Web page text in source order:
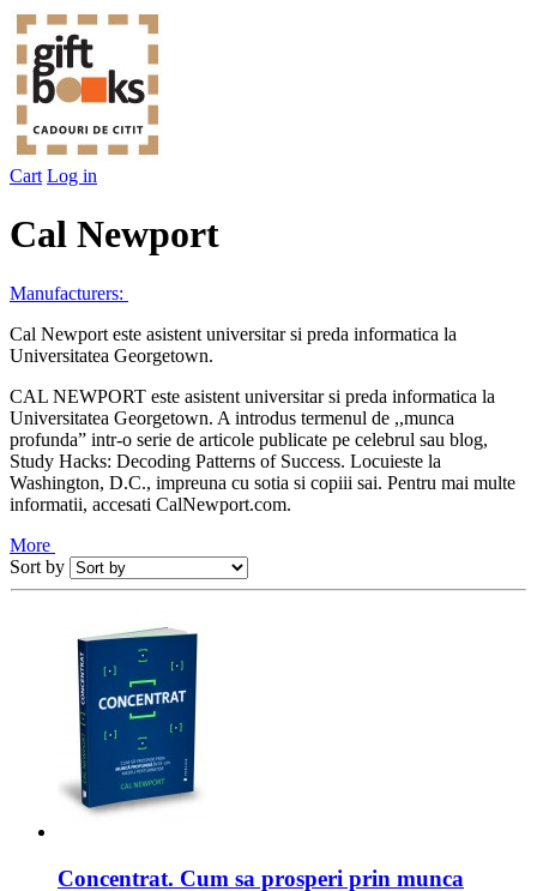
Cart Log in
Cal Newport
Manufacturers:
Cal Newport este asistent universitar si preda informatica la
Universitatea Georgetown.
CAL NEWPORT este asistent universitar si preda informatica la
Universitatea Georgetown. A introdus termenul de ,,munca
profunda” intr-o serie de articole publicate pe celebrul sau blog,
Study Hacks: Decoding Patterns of Success. Locuieste la
Washington, D.C., impreuna cu sotia si copiii sai. Pentru mai multe
informatii, accesati CalNewport.com.
More
Sort by
Concentrat. Cum sa prosperi prin munca